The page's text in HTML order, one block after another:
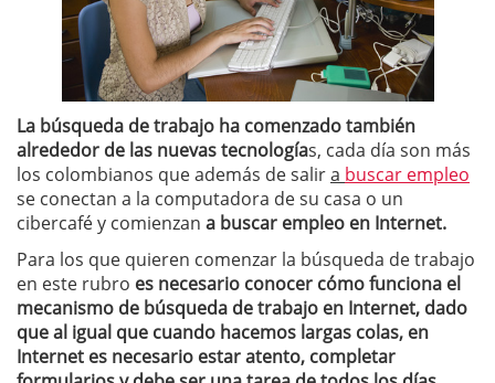
La búsqueda de trabajo ha comenzado también
alrededor de las nuevas tecnologías, cada día son más
los colombianos que además de salira buscar empleo
se conectan a la computadora de su casa o un
cibercafé y comienzan a buscar empleo en Internet.
Para los que quieren comenzar la búsqueda de trabajo
en este rubro es necesario conocer cómo funciona el
mecanismo de búsqueda de trabajo en Internet, dado
que al igual que cuando hacemos largas colas, en
Internet es necesario estar atento, completar